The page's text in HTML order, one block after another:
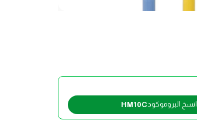
انسخ البروموكودHM10C